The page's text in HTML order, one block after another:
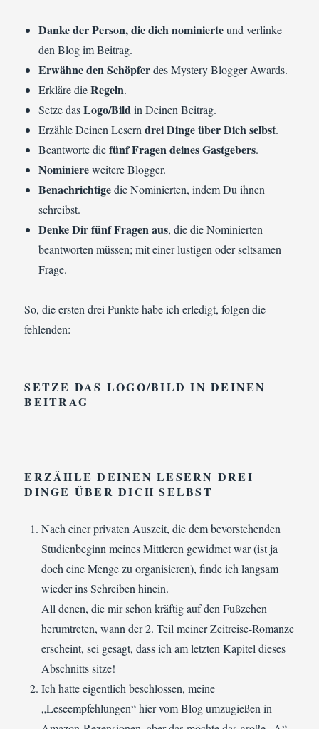
Danke der Person, die dich nominierteund verlinke
den Blog im Beitrag.
Erwähne den Schöpferdes Mystery Blogger Awards.
Erkläre dieRegeln.
Setze dasLogo/Bildin Deinen Beitrag.
Erzähle Deinen Leserndrei Dinge über Dich selbst.
Beantworte diefünf Fragen deines Gastgebers.
Nominiereweitere Blogger.
Benachrichtigedie Nominierten, indem Du ihnen
schreibst.
Denke Dir fünf Fragen aus, die die Nominierten
beantworten müssen; mit einer lustigen oder seltsamen
Frage.
So, die ersten drei Punkte habe ich erledigt, folgen die
fehlenden:
SETZE DAS LOGO/BILD IN DEINEN
BEITRAG
ERZÄHLE DEINEN LESERN DREI
DINGE ÜBER DICH SELBST
Nach einer privaten Auszeit, die dem bevorstehenden
Studienbeginn meines Mittleren gewidmet war (ist ja
doch eine Menge zu organisieren), finde ich langsam
wieder ins Schreiben hinein.
All denen, die mir schon kräftig auf den Fußzehen
herumtreten, wann der 2. Teil meiner Zeitreise-Romanze
erscheint, sei gesagt, dass ich am letzten Kapitel dieses
Abschnitts sitze!
Ich hatte eigentlich beschlossen, meine
„Leseempfehlungen“ hier vom Blog umzugießen in